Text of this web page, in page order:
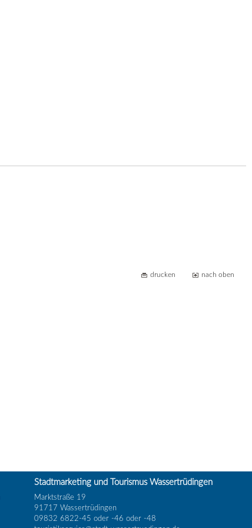
drucken nach oben
Stadtmarketing und Tourismus Wassertrüdingen
Marktstraße 19
91717 Wassertrüdingen
09832 6822-45 oder -46 oder -48